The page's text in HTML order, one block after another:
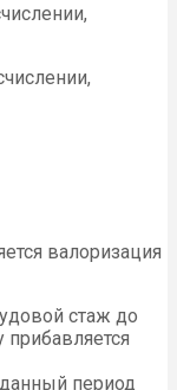
валоризация
стаж до
прибавляется
период